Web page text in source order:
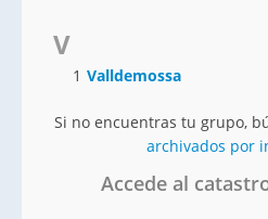
V
1 Valldemossa
Si no encuentras tu grupo,
archivados por
Accede al